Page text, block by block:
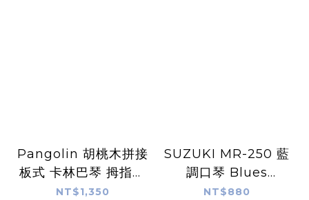
Pangolin 胡桃木拼接
板式 卡林巴琴 拇指琴
kalimba 17音
NT$1,350
SUZUKI MR-250 藍
調口琴 Blues
Master 十孔口琴 多
NT$880